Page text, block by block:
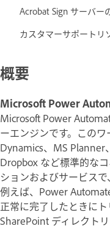
Acrobat Sign サーバー
カスタマーサポートリ
概要
Microsoft Power
Microsoft Power
ーエンジンです。この
Dynamics、MS Planner
Dropbox など標準的な
ションおよびサービス
例えば、Power
正常に完了したときに
SharePoint ディレクト